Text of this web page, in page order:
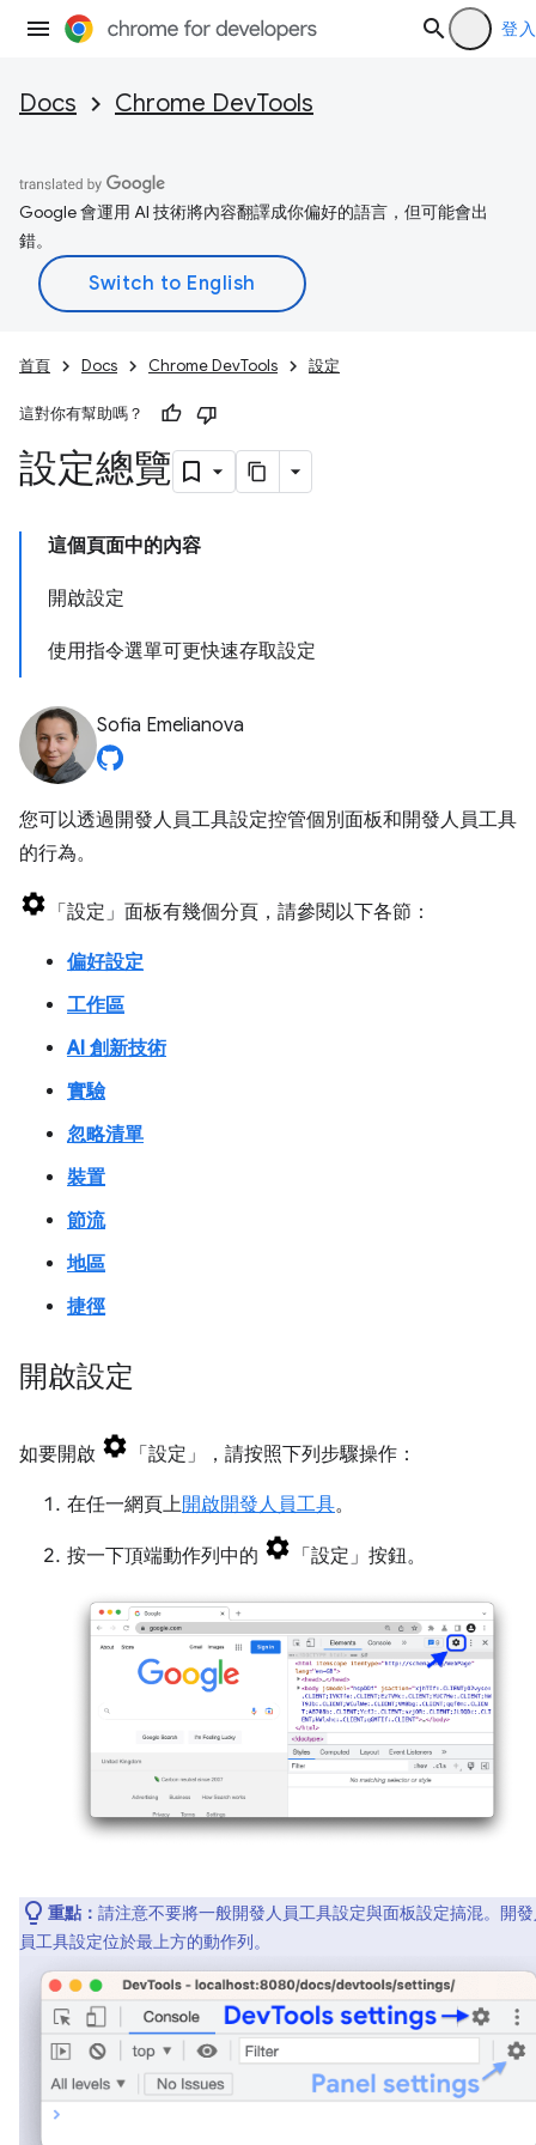
登入
Docs Chrome DevTools
Google 會運用 AI 技術將內容翻譯成你偏好的語言，但可能會出
錯。
首頁 Docs Chrome DevTools 設定
這對你有幫助嗎？
設定總覽
這個頁面中的內容
開啟設定
使用指令選單可更快速存取設定
Sofia Emelianova
您可以透過開發人員工具設定控管個別面板和開發人員工具
的行為。
「設定」 面板有幾個分頁，請參閱以下各節：
偏好設定
工作區
AI 創新技術
實驗
忽略清單
裝置
節流
地區
捷徑
開啟設定
如要開啟 「設定」 ，請按照下列步驟操作：
在任一網頁上開啟開發人員工具。
按一下頂端動作列中的 「設定」 按鈕。
重點： 請注意不要將一般開發人員工具設定與面板設定搞混。開
員工具設定位於最上方的動作列。